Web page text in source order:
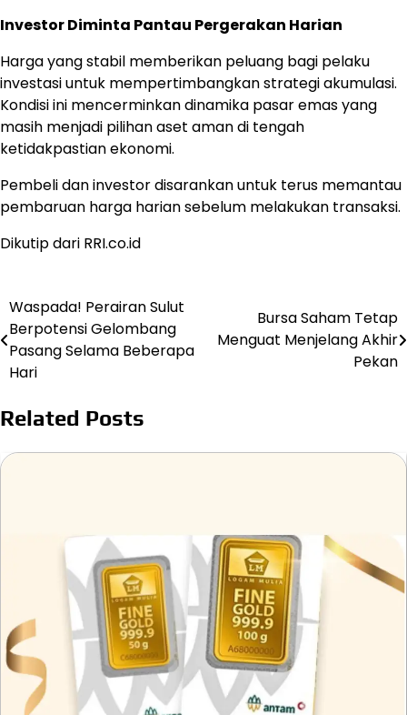
Investor Diminta Pantau Pergerakan Harian
Harga yang stabil memberikan peluang bagi pelaku
investasi untuk mempertimbangkan strategi akumulasi.
Kondisi ini mencerminkan dinamika pasar emas yang
masih menjadi pilihan aset aman di tengah
ketidakpastian ekonomi.
Pembeli dan investor disarankan untuk terus memantau
pembaruan harga harian sebelum melakukan transaksi.
Dikutip dari RRI.co.id
Post
navigation
Waspada! Perairan Sulut
Berpotensi Gelombang
Pasang Selama Beberapa
Hari
Bursa Saham Tetap
Menguat Menjelang Akhir
Pekan
Related Posts